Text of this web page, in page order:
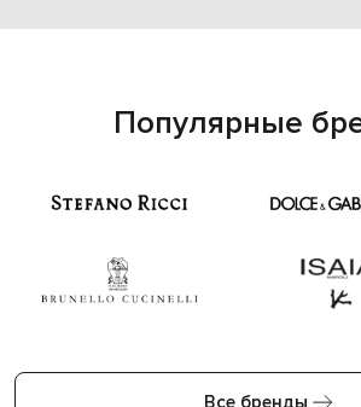
Популярные
Все бренды